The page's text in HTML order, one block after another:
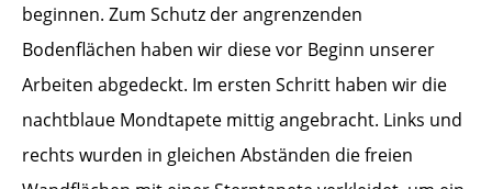
beginnen. Zum Schutz der angrenzenden
Bodenflächen haben wir diese vor Beginn unserer
Arbeiten abgedeckt. Im ersten Schritt haben wir die
nachtblaue Mondtapete mittig angebracht. Links und
rechts wurden in gleichen Abständen die freien